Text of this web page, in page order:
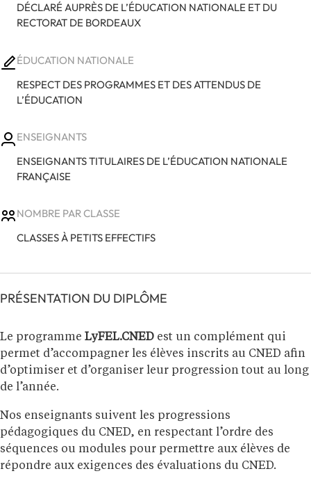
DÉCLARÉ AUPRÈS DE L’ÉDUCATION NATIONALE ET DU
RECTORAT DE BORDEAUX
ÉDUCATION NATIONALE
RESPECT DES PROGRAMMES ET DES ATTENDUS DE
L’ÉDUCATION
ENSEIGNANTS
ENSEIGNANTS TITULAIRES DE L’ÉDUCATION NATIONALE
FRANÇAISE
NOMBRE PAR CLASSE
CLASSES À PETITS EFFECTIFS
PRÉSENTATION DU DIPLÔME
Le programme LyFEL.CNED est un complément qui
permet d’accompagner les élèves inscrits au CNED afin
d’optimiser et d’organiser leur progression tout au long
de l’année.
Nos enseignants suivent les progressions
pédagogiques du CNED, en respectant l’ordre des
séquences ou modules pour permettre aux élèves de
répondre aux exigences des évaluations du CNED.